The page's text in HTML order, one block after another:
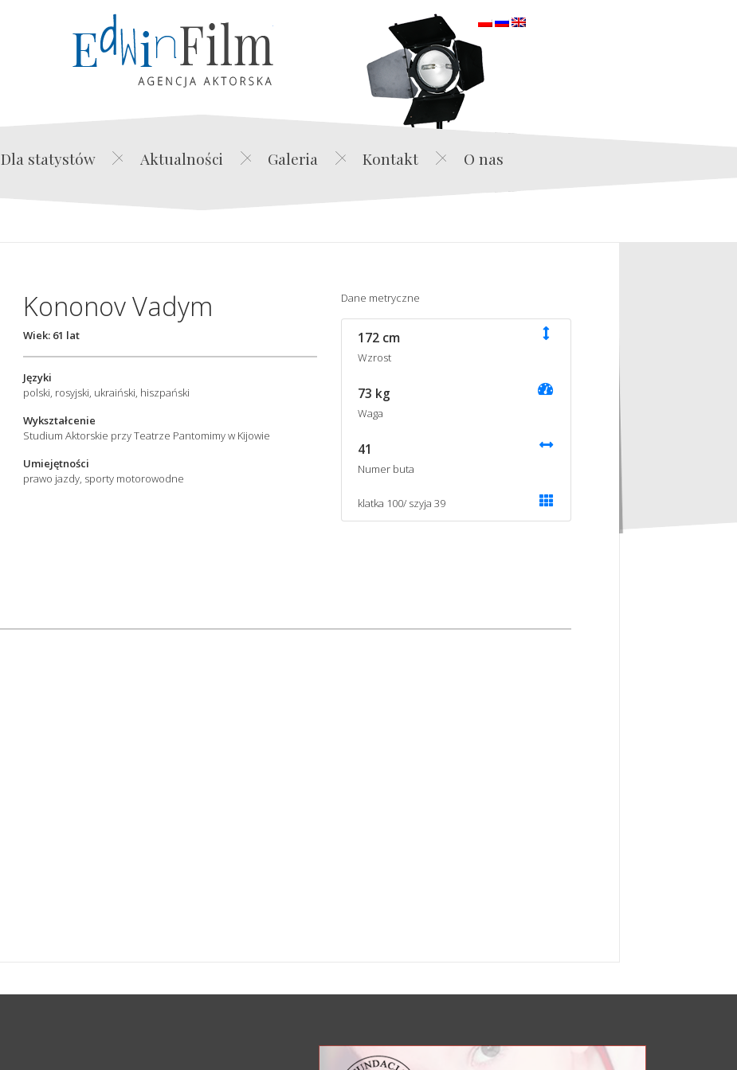
Edwin Film Agencja Aktorska
Dla statystów Aktualności Galeria Kontakt O nas
Kononov Vadym
Wiek: 61 lat
Języki
polski, rosyjski, ukraiński, hiszpański
Wykształcenie
Studium Aktorskie przy Teatrze Pantomimy w Kijowie
Umiejętności
prawo jazdy, sporty motorowodne
Dane metryczne
172 cm
Wzrost
73 kg
Waga
41
Numer buta
klatka 100/ szyja 39